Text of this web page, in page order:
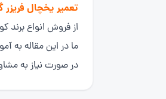
تعمیر یخچال فریزر
از فروش انواع
ما در این مقاله به
در صورت نیاز به